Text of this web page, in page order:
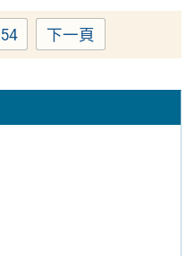
Page
54 下一頁